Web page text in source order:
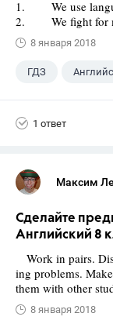
1. We use
2. We fight for
8 января 2018
ГДЗ
1 ответ
Максим
Сделайте
Английский 8
Work in pairs.
ing problems.
them with other
8 января 2018